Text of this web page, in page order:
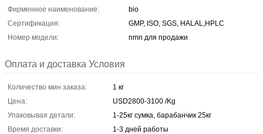
Фирменное наименование:
bio
Сертификация:
GMP, ISO, SGS, HALAL,HPLC
Номер модели:
nmn для продажи
Оплата и доставка Условия
Количество мин заказа:
1 кг
Цена:
USD2800-3100 /Kg
Упаковывая детали:
1-25кг сумка, барабанчик 25кг
Время доставки:
1-3 дней работы